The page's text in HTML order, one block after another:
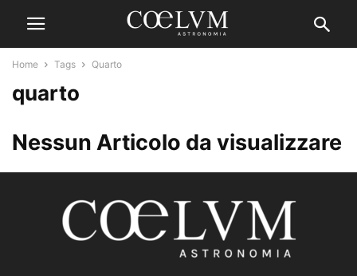
Home Tags Quarto
quarto
Nessun Articolo da visualizzare